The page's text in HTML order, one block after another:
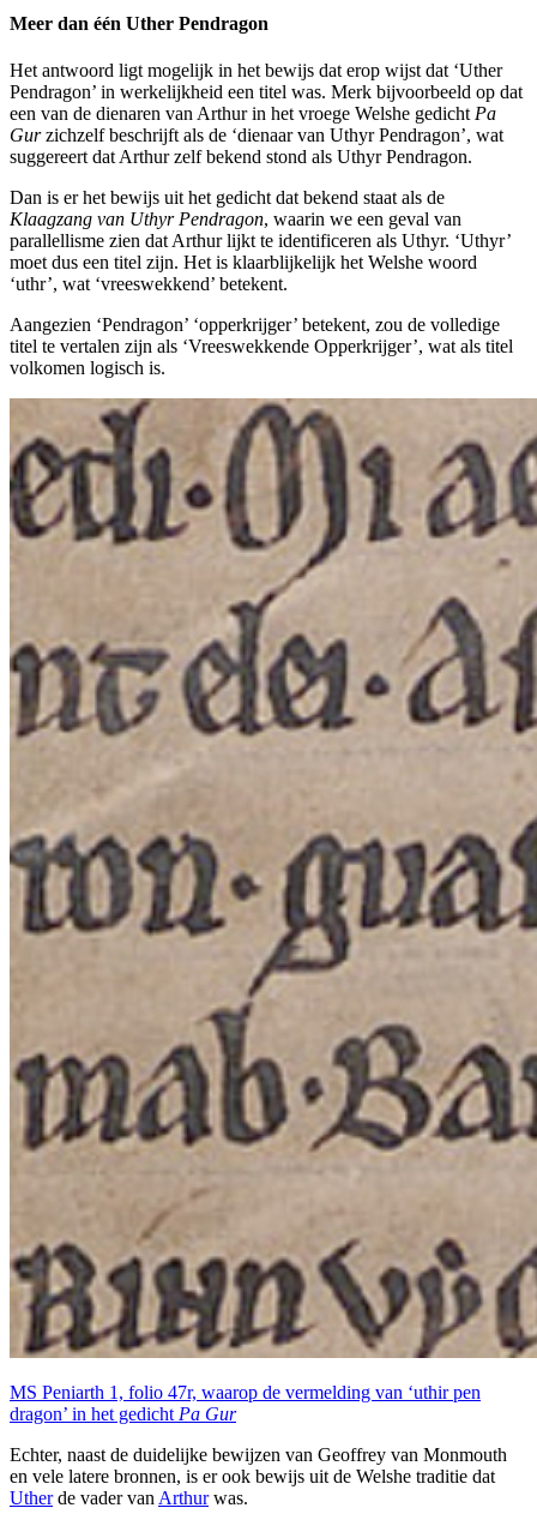
Meer dan één Uther Pendragon
Het antwoord ligt mogelijk in het bewijs dat erop wijst dat ‘Uther
Pendragon’ in werkelijkheid een titel was. Merk bijvoorbeeld op dat
een van de dienaren van Arthur in het vroege Welshe gedicht Pa
Gurzichzelf beschrijft als de ‘dienaar van Uthyr Pendragon’, wat
suggereert dat Arthur zelf bekend stond als Uthyr Pendragon.
Dan is er het bewijs uit het gedicht dat bekend staat als de
Klaagzang van Uthyr Pendragon, waarin we een geval van
parallellisme zien dat Arthur lijkt te identificeren als Uthyr. ‘Uthyr’
moet dus een titel zijn. Het is klaarblijkelijk het Welshe woord
‘uthr’, wat ‘vreeswekkend’ betekent.
Aangezien ‘Pendragon’ ‘opperkrijger’ betekent, zou de volledige
titel te vertalen zijn als ‘Vreeswekkende Opperkrijger’, wat als titel
volkomen logisch is.
MS Peniarth 1, folio 47r, waarop de vermelding van ‘uthir pen
dragon’ in het gedicht Pa Gur
Echter, naast de duidelijke bewijzen van Geoffrey van Monmouth
en vele latere bronnen, is er ook bewijs uit de Welshe traditie dat
Utherde vader van Arthurwas.